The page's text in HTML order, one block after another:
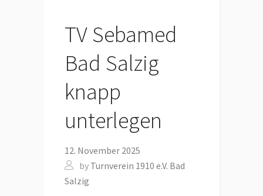
TV Sebamed
Bad Salzig
knapp
unterlegen
12. November 2025
by Turnverein 1910 e.V. Bad
Salzig